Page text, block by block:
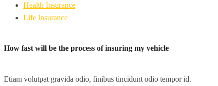
Health Insurance
Life Insurance
How fast will be the process of insuring my vehicle
Etiam volutpat gravida odio, finibus tincidunt odio tempor id.